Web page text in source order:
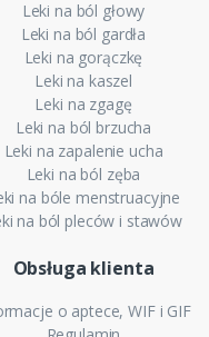
Leki na ból głowy
Leki na ból gardła
Leki na gorączkę
Leki na kaszel
Leki na zgagę
Leki na ból brzucha
Leki na zapalenie ucha
Leki na ból zęba
na bóle menstruacyjne
na ból pleców i stawów
Obsługa klienta
o aptece, WIF i GIF